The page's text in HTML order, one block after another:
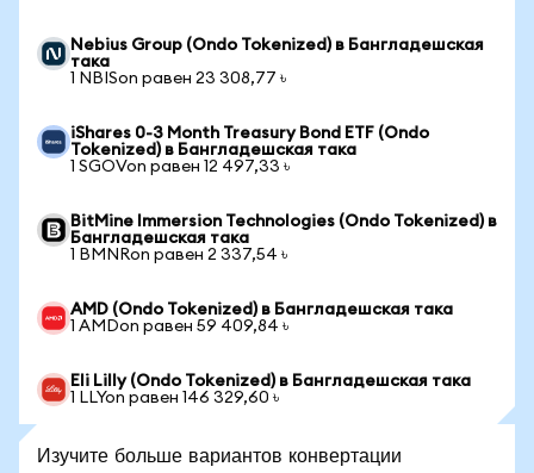
Nebius Group (Ondo Tokenized) в Бангладешская
така
1 NBISon равен 23 308,77 ৳
iShares 0-3 Month Treasury Bond ETF (Ondo
Tokenized) в Бангладешская така
1 SGOVon равен 12 497,33 ৳
BitMine Immersion Technologies (Ondo Tokenized) в
Бангладешская така
1 BMNRon равен 2 337,54 ৳
AMD (Ondo Tokenized) в Бангладешская така
1 AMDon равен 59 409,84 ৳
Eli Lilly (Ondo Tokenized) в Бангладешская така
1 LLYon равен 146 329,60 ৳
Изучите больше вариантов конвертации